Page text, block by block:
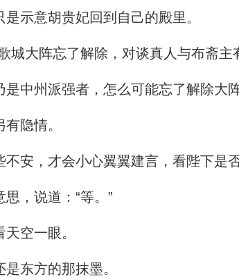
示意胡贵妃回到自己的殿里。
城大阵忘了解除，对谈真人与布斋
中州派强者，怎么可能忘了解除大
隐情。
安，才会小心翼翼建言，看陛下是否
，说道：“等。”
空一眼。
东方的那抹墨。